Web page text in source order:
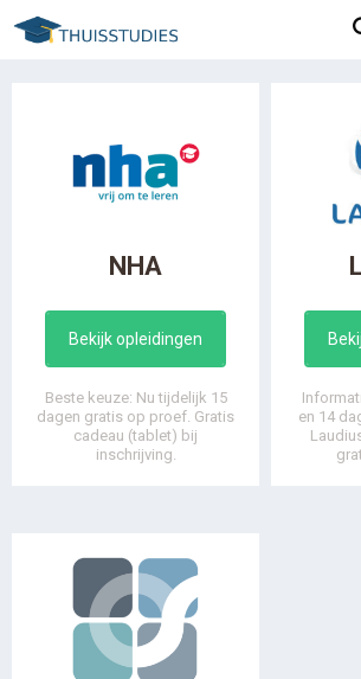
Spring
naar
NHA
Bekijk opleidingen
Beste keuze: Nu tijdelijk 15
dagen gratis op proef. Gratis
cadeau (tablet) bij
inschrijving.
en 14